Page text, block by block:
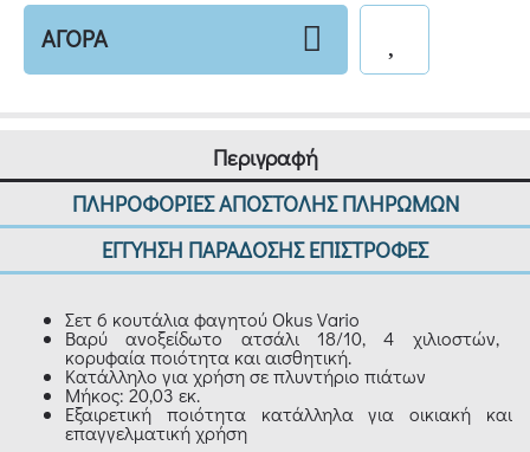
ΑΓΟΡΑ
Περιγραφή
ΠΛΗΡΟΦΟΡΙΕΣ ΑΠΟΣΤΟΛΗΣ ΠΛΗΡΩΜΩΝ
ΕΓΓΥΗΣΗ ΠΑΡΑΔΟΣΗΣ ΕΠΙΣΤΡΟΦΕΣ
Σετ 6 κουτάλια φαγητού Okus Vario
Βαρύ ανοξείδωτο ατσάλι 18/10, 4 χιλιοστών,
κορυφαία ποιότητα και αισθητική.
Κατάλληλο για χρήση σε πλυντήριο πιάτων
Μήκος: 20,03 εκ.
Εξαιρετική ποιότητα κατάλληλα για οικιακή και
επαγγελματική χρήση